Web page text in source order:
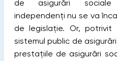
de asigurări sociale
independenți nu se va
de legislație. Or, potrivit
sistemul public de
prestațiile de asigurări